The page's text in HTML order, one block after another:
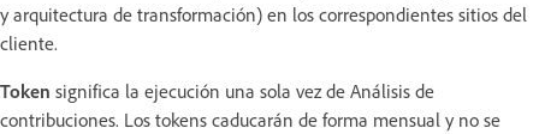
y arquitectura de transformación) en los correspondientes sitios del
cliente.
Token significa la ejecución una sola vez de Análisis de
contribuciones. Los tokens caducarán de forma mensual y no se